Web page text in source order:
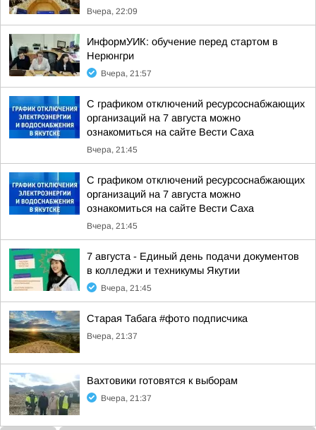
Вчера, 22:09
ИнформУИК: обучение перед стартом в
Нерюнгри
Вчера, 21:57
С графиком отключений ресурсоснабжающих
организаций на 7 августа можно
ознакомиться на сайте Вести Саха
Вчера, 21:45
С графиком отключений ресурсоснабжающих
организаций на 7 августа можно
ознакомиться на сайте Вести Саха
Вчера, 21:45
7 августа - Единый день подачи документов
в колледжи и техникумы Якутии
Вчера, 21:45
Старая Табага #фото подписчика
Вчера, 21:37
Вахтовики готовятся к выборам
Вчера, 21:37